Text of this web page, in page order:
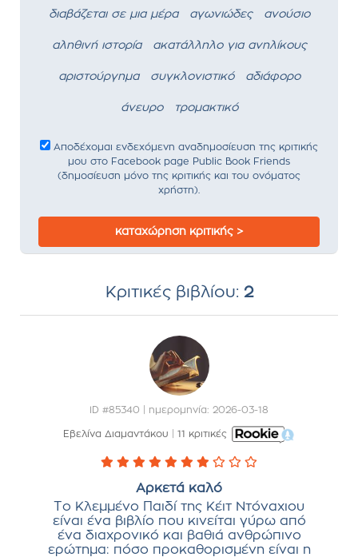
διαβάζεται σε μια μέρα αγωνιώδες ανούσιο
αληθινή ιστορία ακατάλληλο για ανηλίκους
αριστούργημα συγκλονιστικό αδιάφορο
άνευρο τρομακτικό
Αποδέχομαι ενδεχόμενη αναδημοσίευση της κριτικής
μου στο Facebook page Public Book Friends
(δημοσίευση μόνο της κριτικής και του ονόματος
χρήστη).
καταχώρηση κριτικής >
Κριτικές βιβλίου: 2
ID #85340 | ημερομηνία: 2026-03-18
Εβελίνα Διαμαντάκου |11 κριτικές
Αρκετά καλό
Το Κλεμμένο Παιδί της Κέιτ Ντόναχιου
είναι ένα βιβλίο που κινείται γύρω από
ένα διαχρονικό και βαθιά ανθρώπινο
ερώτημα: πόσο προκαθορισμένη είναι η